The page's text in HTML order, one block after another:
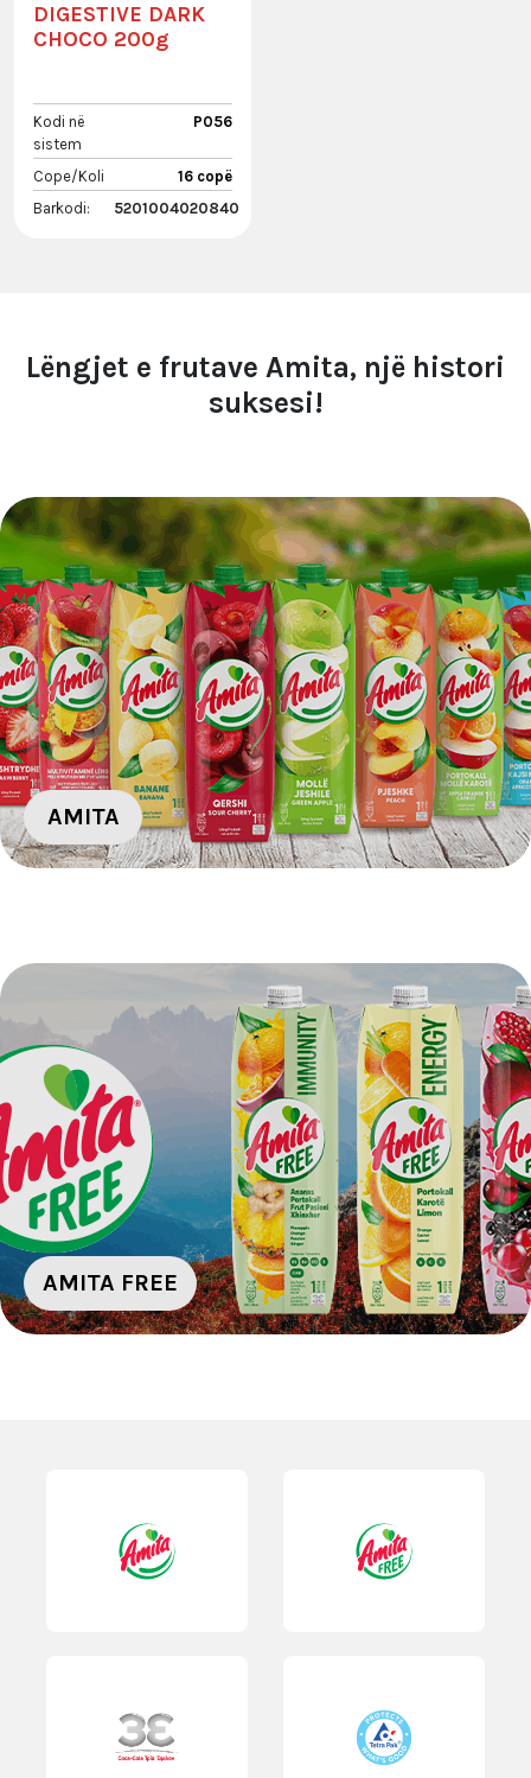
DIGESTIVE DARK
CHOCO 200g
Kodi në
sistem
P056
Cope/Koli
16 copë
Barkodi:
5201004020840
Lëngjet e frutave Amita, një histori
suksesi!
AMITA
AMITA FREE